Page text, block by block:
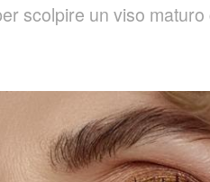
scolpire un viso